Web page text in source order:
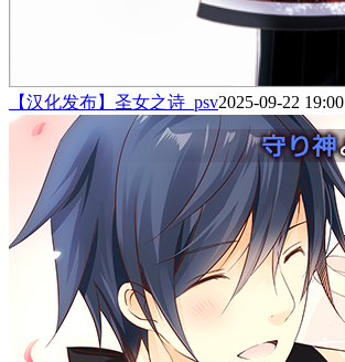
【汉化发布】圣女之诗_psv2025-09-22 19:00